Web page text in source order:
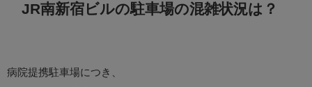
JR南新宿ビルの駐車場の混雑状況は？
病院提携駐車場につき、